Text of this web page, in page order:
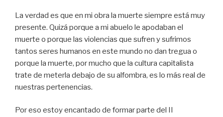
La verdad es que en mi obra la muerte siempre está muy
presente. Quizá porque a mi abuelo le apodaban el
muerte o porque las violencias que sufren y sufrimos
tantos seres humanos en este mundo no dan tregua o
porque la muerte, por mucho que la cultura capitalista
trate de meterla debajo de su alfombra, es lo más real de
nuestras pertenencias.
Por eso estoy encantado de formar parte del II